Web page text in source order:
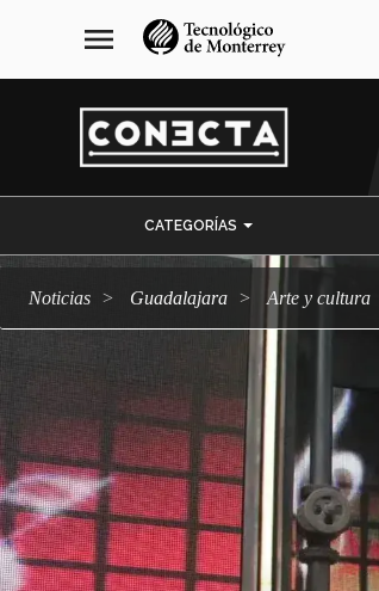
navegación
principal
menu
CATEGORÍAS
Noticias Guadalajara arte y cultura